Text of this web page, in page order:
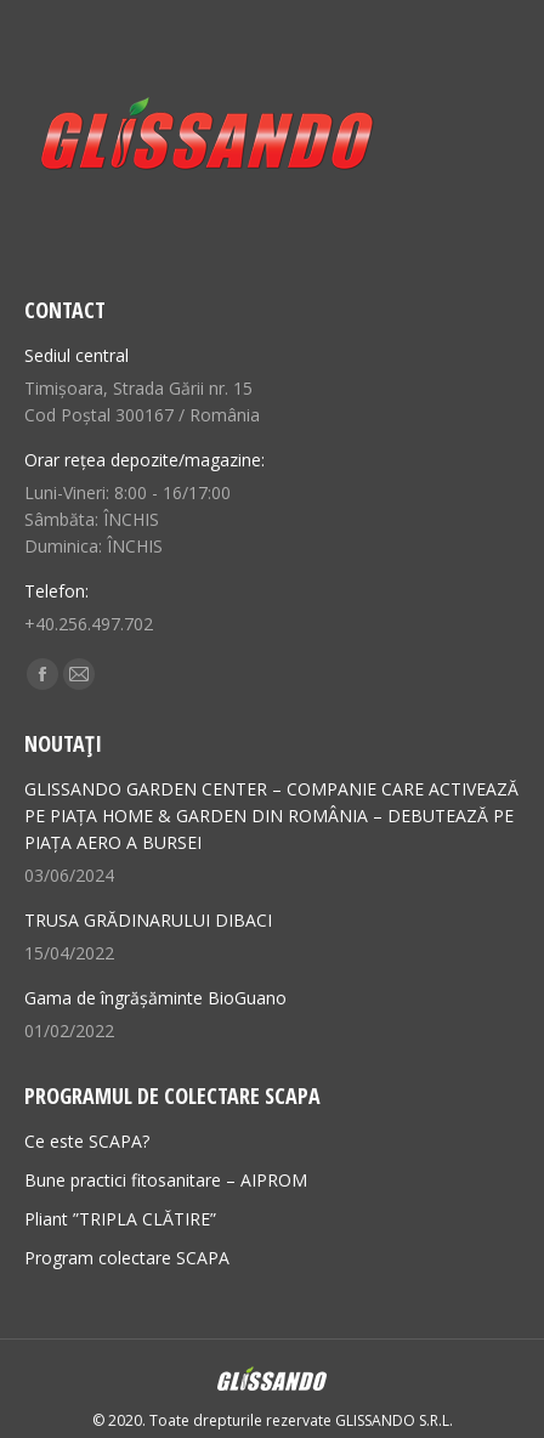
CONTACT
Sediul central
Timișoara, Strada Gării nr. 15
Cod Poștal 300167 / România
Orar rețea depozite/magazine:
Luni-Vineri: 8:00 - 16/17:00
Sâmbăta: ÎNCHIS
Duminica: ÎNCHIS
Telefon:
+40.256.497.702
Find us on:
Facebook
opens
in
new
window
Mail
opens
in
new
window
NOUTAȚI
GLISSANDO GARDEN CENTER – COMPANIE CARE ACTIVEAZĂ
PE PIAȚA HOME & GARDEN DIN ROMÂNIA – DEBUTEAZĂ PE
PIAȚA AERO A BURSEI
03/06/2024
TRUSA GRĂDINARULUI DIBACI
15/04/2022
Gama de îngrășăminte BioGuano
01/02/2022
PROGRAMUL DE COLECTARE SCAPA
Ce este SCAPA?
Bune practici fitosanitare – AIPROM
Pliant ”TRIPLA CLĂTIRE”
Program colectare SCAPA
© 2020. Toate drepturile rezervate GLISSANDO S.R.L.